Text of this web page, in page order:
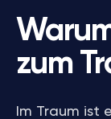
zum
Im Traum ist